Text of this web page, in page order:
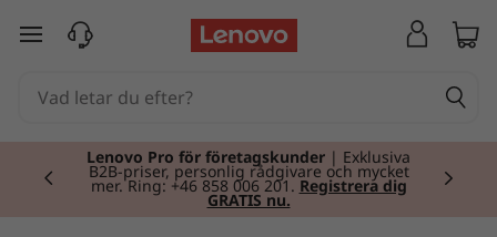
Thoppa vidare till huvudinnehållet
Lenovo Pro för företagskunder | Exklusiva
B2B-priser, personlig rådgivare och mycket
mer. Ring: +46 858 006 201. Registrera dig
GRATIS nu.
Currently displaying item 2 of 2